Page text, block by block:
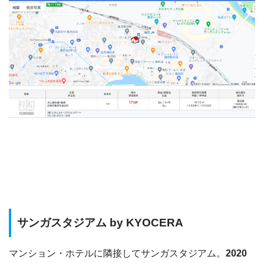
サンガスタジアム by KYOCERA
マンション・ホテルに隣接してサンガスタジアム。 2020